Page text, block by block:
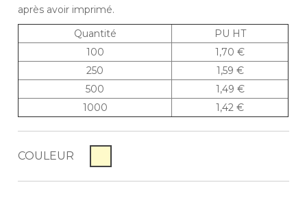
après avoir imprimé.
Quantité
PU HT
100
1,70 €
250
1,59 €
500
1,49 €
1000
1,42 €
COULEUR